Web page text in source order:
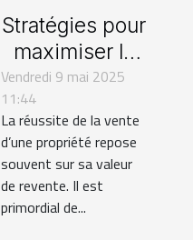
Stratégies pour
maximiser la
valeur de
revente de
votre propriété
Vendredi 9 mai 2025
11:44
La réussite de la vente
d’une propriété repose
souvent sur sa valeur
de revente. Il est
primordial de...